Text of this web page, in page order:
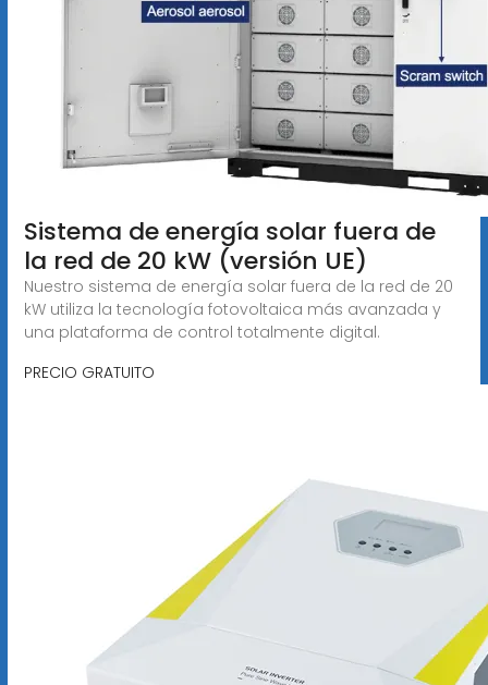
Sistema de energía solar fuera de
la red de 20 kW (versión UE)
Nuestro sistema de energía solar fuera de la red de 20
kW utiliza la tecnología fotovoltaica más avanzada y
una plataforma de control totalmente digital.
PRECIO GRATUITO